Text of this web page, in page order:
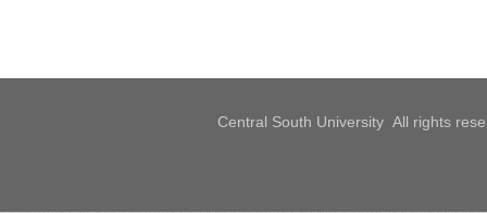
Central South University All rights